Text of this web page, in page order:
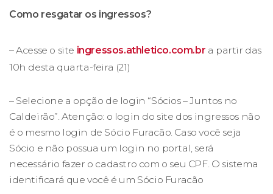
Como resgatar os ingressos?
– Acesse o site ingressos.athletico.com.br a partir das
10h desta quarta-feira (21)
– Selecione a opção de login “Sócios – Juntos no
Caldeirão”. Atenção: o login do site dos ingressos não
é o mesmo login de Sócio Furacão. Caso você seja
Sócio e não possua um login no portal, será
necessário fazer o cadastro com o seu CPF. O sistema
identificará que você é um Sócio Furacão